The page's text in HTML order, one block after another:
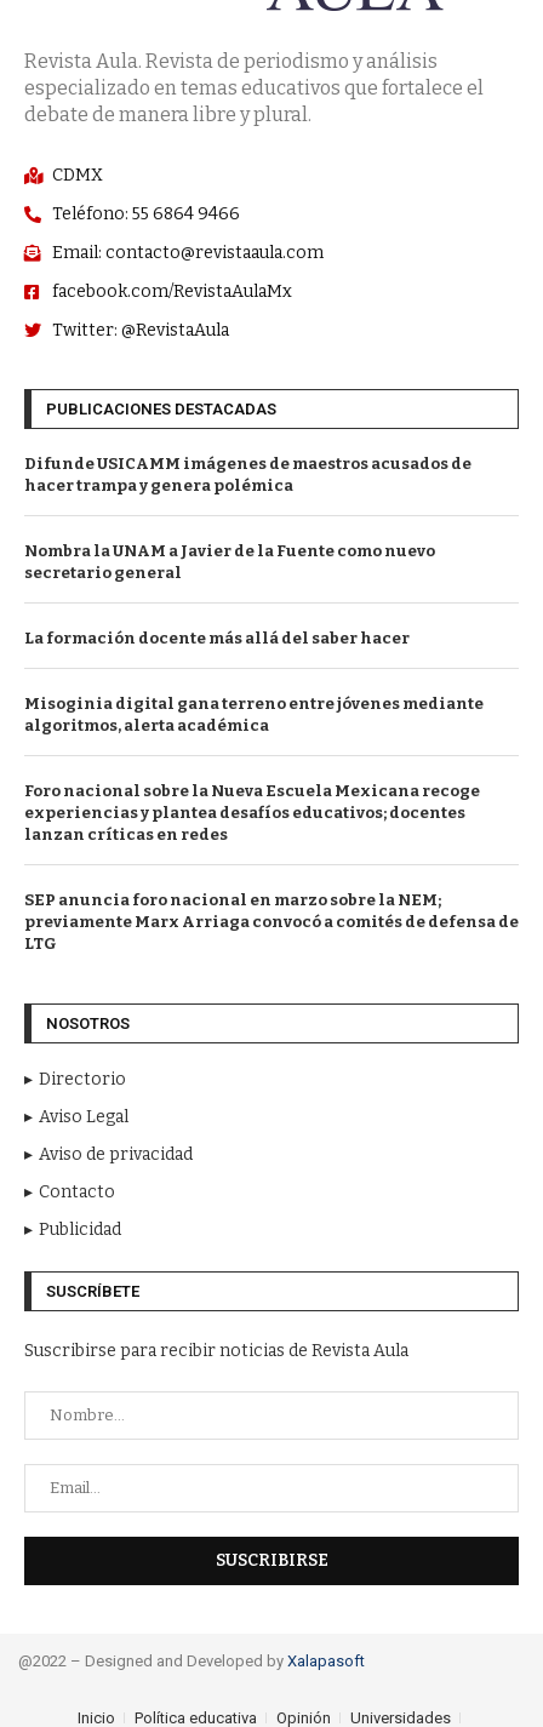
Revista Aula. Revista de periodismo y análisis
especializado en temas educativos que fortalece el
debate de manera libre y plural.
CDMX
Teléfono: 55 6864 9466
Email: contacto@revistaaula.com
facebook.com/RevistaAulaMx
Twitter: @RevistaAula
PUBLICACIONES DESTACADAS
Difunde USICAMM imágenes de maestros acusados de
hacer trampa y genera polémica
Nombra la UNAM a Javier de la Fuente como nuevo
secretario general
La formación docente más allá del saber hacer
Misoginia digital gana terreno entre jóvenes mediante
algoritmos, alerta académica
Foro nacional sobre la Nueva Escuela Mexicana recoge
experiencias y plantea desafíos educativos; docentes
lanzan críticas en redes
SEP anuncia foro nacional en marzo sobre la NEM;
previamente Marx Arriaga convocó a comités de defensa de
LTG
NOSOTROS
Directorio
Aviso Legal
Aviso de privacidad
Contacto
Publicidad
SUSCRÍBETE
Suscribirse para recibir noticias de Revista Aula
@2022 – Designed and Developed by Xalapasoft
Inicio Política educativa Opinión Universidades